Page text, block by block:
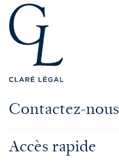
Contactez-nous
Accès rapide